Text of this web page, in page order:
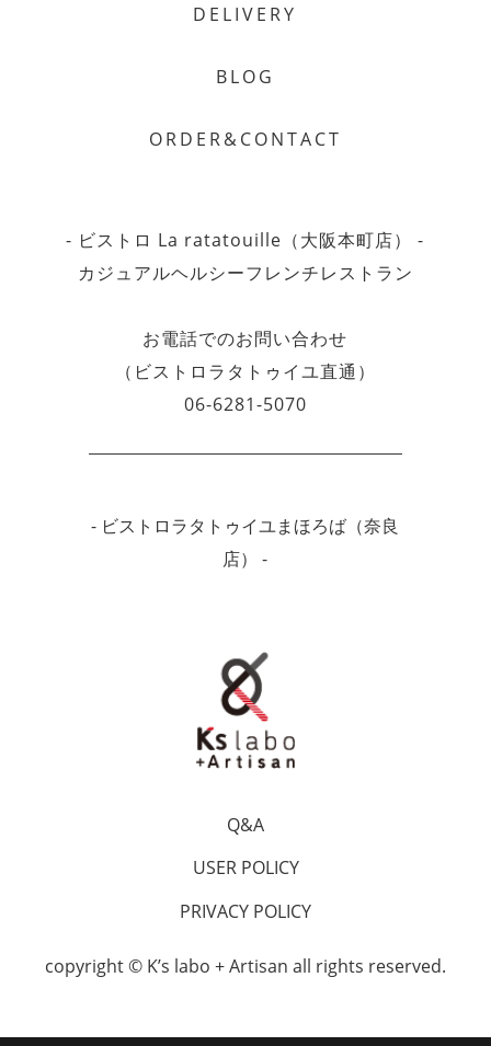
DELIVERY
BLOG
ORDER&CONTACT
- ビストロ La ratatouille（大阪本町店） -
カジュアルヘルシーフレンチレストラン
お電話でのお問い合わせ
（ビストロラタトゥイユ直通）
06-6281-5070
- ビストロラタトゥイユまほろば（奈良
店） -
Q&A
USER POLICY
PRIVACY POLICY
copyright © Kʼs labo + Artisan all rights reserved.